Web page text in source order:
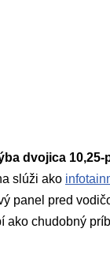
dvojica 10,25-
slúži ako
panel pred
ako chudobný